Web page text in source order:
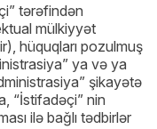
tərəfindən
mülkiyyət
hüquqları pozulmuş
ya və ya
şikayətə
“İstifadəçi” nin
ilə bağlı tədbirlər